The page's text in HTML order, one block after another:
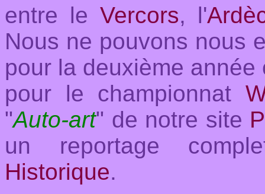
entre le Vercors, l'
Nous ne pouvons nous
pour la deuxième
pour le championnat
"Auto-art" de notre site
un reportage
Historique.